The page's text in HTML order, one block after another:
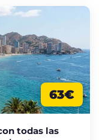
63€
todas las